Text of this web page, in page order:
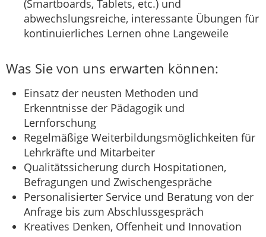
(Smartboards, Tablets, etc.) und
abwechslungsreiche, interessante Übungen für
kontinuierliches Lernen ohne Langeweile
Was Sie von uns erwarten können:
Einsatz der neusten Methoden und
Erkenntnisse der Pädagogik und
Lernforschung
Regelmäßige Weiterbildungsmöglichkeiten für
Lehrkräfte und Mitarbeiter
Qualitätssicherung durch Hospitationen,
Befragungen und Zwischengespräche
Personalisierter Service und Beratung von der
Anfrage bis zum Abschlussgespräch
Kreatives Denken, Offenheit und Innovation